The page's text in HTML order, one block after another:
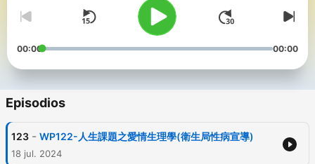
00:00 00:00
Episodios
123 - WP122-人生課題之愛情生理學(衛生局性病宣導)
18 jul. 2024